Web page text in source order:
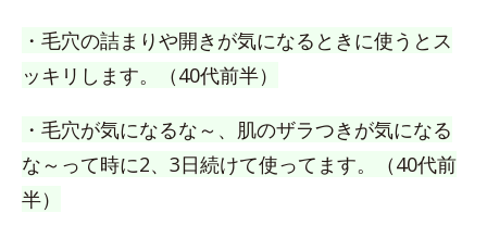
・毛穴の詰まりや開きが気になるときに使うとス
ッキリします。（40代前半）
・毛穴が気になるな～、肌のザラつきが気になる
な～って時に2、3日続けて使ってます。（40代前
半）